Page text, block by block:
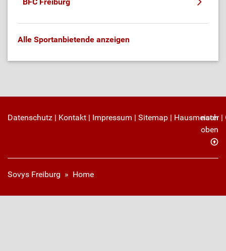
Alle Sportanbietende anzeigen
Datenschutz | Kontakt | Impressum | Sitemap | Hausmeister|
nach
oben
Sovys Freiburg » Home